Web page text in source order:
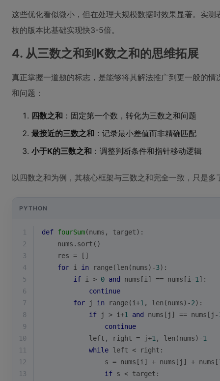
这些优化看似微小，但在处理大规模数据时效果显著。实
枝的版本比基础实现快3-5倍。
4. 从三数之和到K数之和的思维拓展
真正掌握一道题的标志，是能够将其解法推广到更一般的
和问题：
四数之和 ：固定第一个数，转化为三数之和问题
最接近的三数之和 ：记录最小差值而非精确匹配
小于K的三数之和 ：调整判断条件和指针移动逻辑
以四数之和为例，其核心框架与三数之和完全一致，只是多
PYTHON
1 def fourSum(nums, target):
2
    nums.sort()
3
    res = []
4
for i in range(len (nums)-3):
5
if i > 0 and nums[i] == nums[i-1 ]:
6
continue
7
for j in range(i+1 , len (nums)-2):
8
if j > i+1 and nums[j] == nums[j-
9
continue
10
            left, right = j+
1 , len (nums)-1
11
while left < right:
12
s = nums[i] + nums[j] +
13
if s < target: